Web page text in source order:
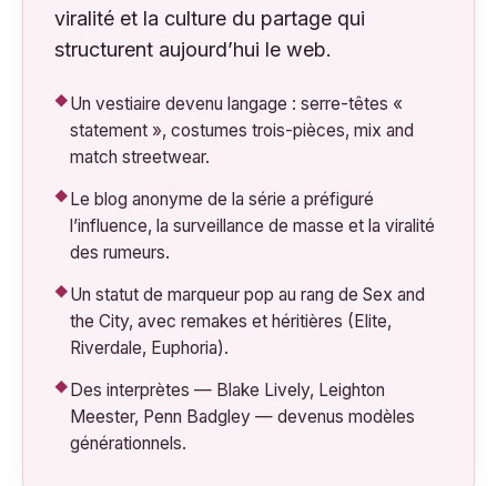
viralité et la culture du partage qui
structurent aujourd’hui le web.
Un vestiaire devenu langage : serre-têtes «
statement », costumes trois-pièces, mix and
match streetwear.
Le blog anonyme de la série a préfiguré
l’influence, la surveillance de masse et la viralité
des rumeurs.
Un statut de marqueur pop au rang de Sex and
the City, avec remakes et héritières (Elite,
Riverdale, Euphoria).
Des interprètes — Blake Lively, Leighton
Meester, Penn Badgley — devenus modèles
générationnels.